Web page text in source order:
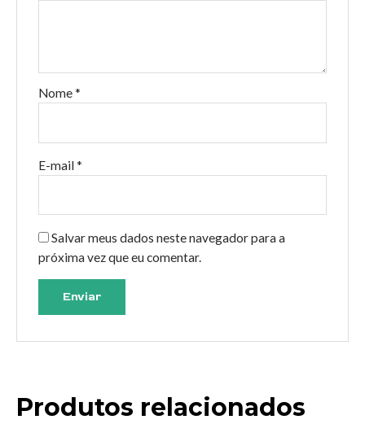
Nome *
E-mail *
Salvar meus dados neste navegador para a
próxima vez que eu comentar.
Produtos relacionados